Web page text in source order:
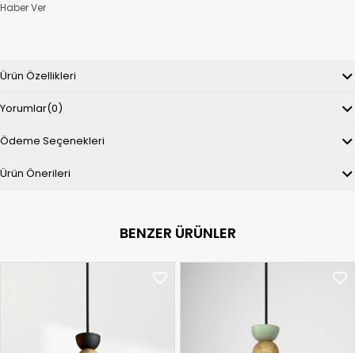
Haber Ver
Ürün Özellikleri
Yorumlar(0)
Ödeme Seçenekleri
Ürün Önerileri
BENZER ÜRÜNLER